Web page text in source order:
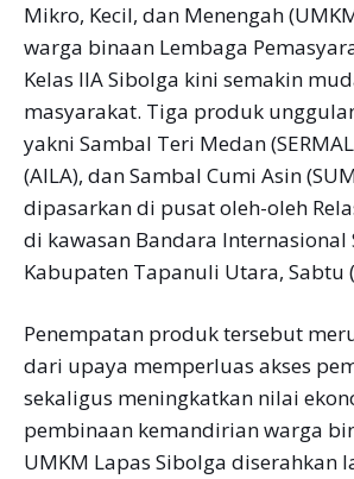
Mikro, Kecil, dan Menengah
warga binaan Lembaga
Kelas IIA Sibolga kini semakin
masyarakat. Tiga produk
yakni Sambal Teri Medan
(AILA), dan Sambal Cumi Asin
dipasarkan di pusat oleh-oleh
di kawasan Bandara Internasional
Kabupaten Tapanuli Utara, Sabtu
Penempatan produk tersebut
dari upaya memperluas akses
sekaligus meningkatkan nilai
pembinaan kemandirian warga
UMKM Lapas Sibolga diserahkan